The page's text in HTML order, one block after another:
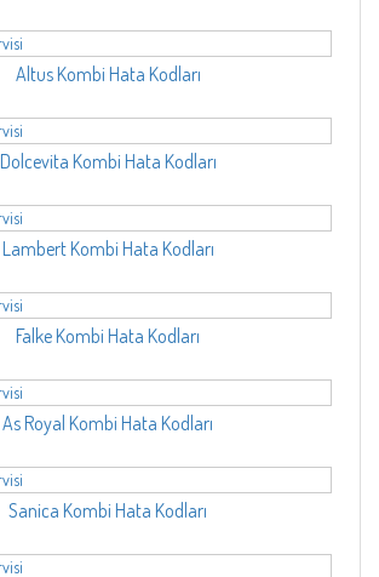
Altus Kombi Hata Kodları
Dolcevita Kombi Hata Kodları
Lambert Kombi Hata Kodları
Falke Kombi Hata Kodları
As Royal Kombi Hata Kodları
Sanica Kombi Hata Kodları